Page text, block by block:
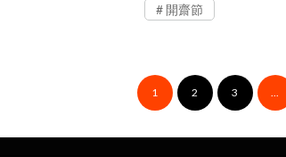
開齋節
1 2 3